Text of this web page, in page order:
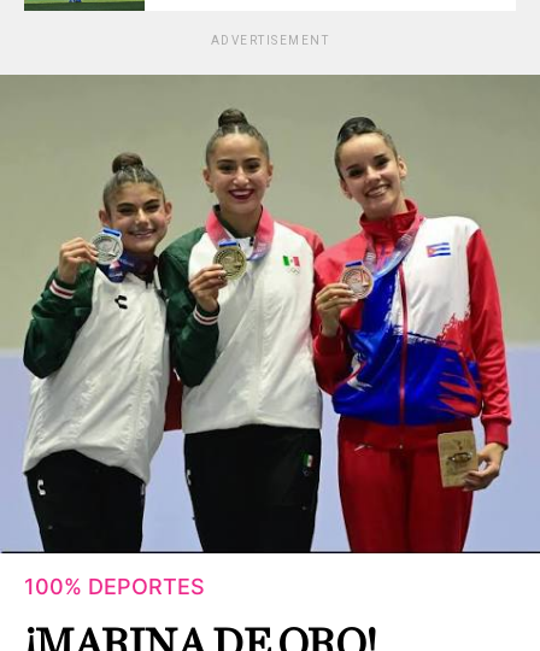
ADVERTISEMENT
100% DEPORTES